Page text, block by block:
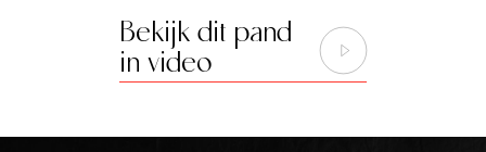
Het domein bevat verder nog een conciërgewoning (1
slk/1 badk), een ruime garage met verdieping,
Bekijk dit pand
in video